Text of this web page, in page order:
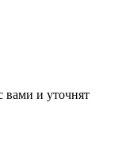
вами и уточнят